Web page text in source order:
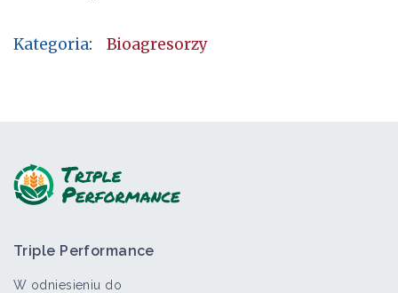
Kategoria: Bioagresorzy
Triple Performance
W odniesieniu do